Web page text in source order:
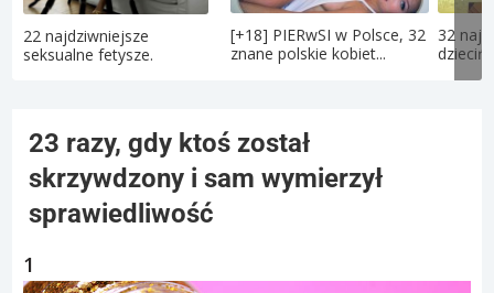
22 najdziwniejsze
seksualne fetysze.
[+18] PIERwSI w Polsce, 32
znane polskie kobiet...
32
23 razy, gdy ktoś został
skrzywdzony i sam wymierzył
sprawiedliwość
1